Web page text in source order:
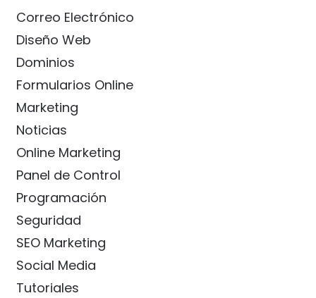
Correo Electrónico
Diseño Web
Dominios
Formularios Online
Marketing
Noticias
Online Marketing
Panel de Control
Programación
Seguridad
SEO Marketing
Social Media
Tutoriales